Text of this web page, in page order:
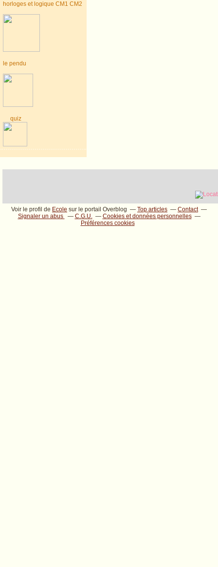
horloges et logique CM1 CM2
le pendu
quiz
Voir le profil de Ecole sur le portail Overblog Top articles
Contact
Signaler un abus
C.G.U.
Cookies et données personnelles
Préférences cookies